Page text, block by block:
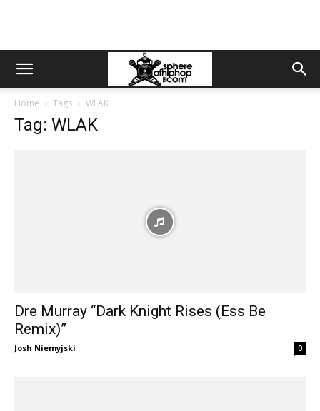
Home Tags WLAK
Tag: WLAK
Dre Murray “Dark Knight Rises (Ess Be
Remix)”
Josh Niemyjski 0